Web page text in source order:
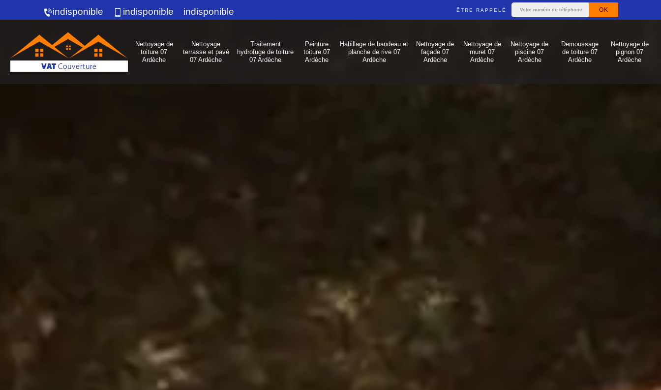
indisponible indisponible indisponible ÊTRE RAPPELÉ
Nettoyage de
toiture 07
Ardèche
Nettoyage
terrasse et pavé
07 Ardèche
Traitement
hydrofuge de toiture
07 Ardèche
Peinture
toiture 07
Ardèche
Habillage de bandeau et
planche de rive 07
Ardèche
Nettoyage de
façade 07
Ardèche
Nettoyage de
muret 07
Ardèche
Nettoyage de
piscine 07
Ardèche
Demoussage
de toiture 07
Ardèche
Nettoyage de
pignon 07
Ardèche